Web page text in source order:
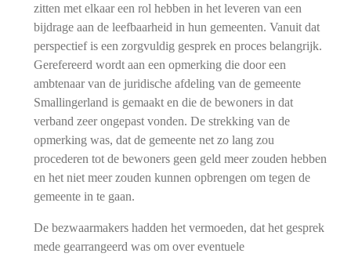
zitten met elkaar een rol hebben in het leveren van een
bijdrage aan de leefbaarheid in hun gemeenten. Vanuit dat
perspectief is een zorgvuldig gesprek en proces belangrijk.
Gerefereerd wordt aan een opmerking die door een
ambtenaar van de juridische afdeling van de gemeente
Smallingerland is gemaakt en die de bewoners in dat
verband zeer ongepast vonden. De strekking van de
opmerking was, dat de gemeente net zo lang zou
procederen tot de bewoners geen geld meer zouden hebben
en het niet meer zouden kunnen opbrengen om tegen de
gemeente in te gaan.
De bezwaarmakers hadden het vermoeden, dat het gesprek
mede gearrangeerd was om over eventuele